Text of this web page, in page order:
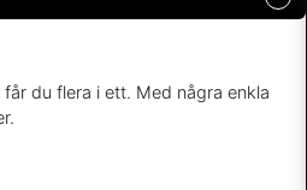
du flera i ett. Med några enkla